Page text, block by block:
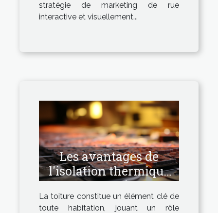
stratégie de marketing de rue
interactive et visuellement...
Les avantages de
l'isolation thermique
pour votre toiture au
Mans
La toiture constitue un élément clé de
toute habitation, jouant un rôle